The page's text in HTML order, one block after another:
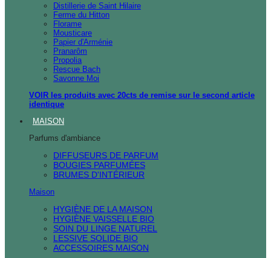
Distillerie de Saint Hilaire
Ferme du Hitton
Florame
Mousticare
Papier d'Arménie
Pranarôm
Propolia
Rescue Bach
Savonne Moi
VOIR les produits avec 20cts de remise sur le second article
identique
MAISON
Parfums d'ambiance
DIFFUSEURS DE PARFUM
BOUGIES PARFUMÉES
BRUMES D'INTÉRIEUR
Maison
HYGIÈNE DE LA MAISON
HYGIÈNE VAISSELLE BIO
SOIN DU LINGE NATUREL
LESSIVE SOLIDE BIO
ACCESSOIRES MAISON